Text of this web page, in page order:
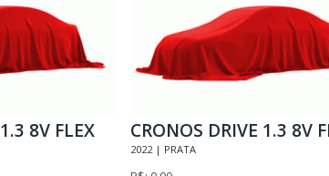
8V FLEX CRONOS DRIVE 1.3 8V
2022 | PRATA